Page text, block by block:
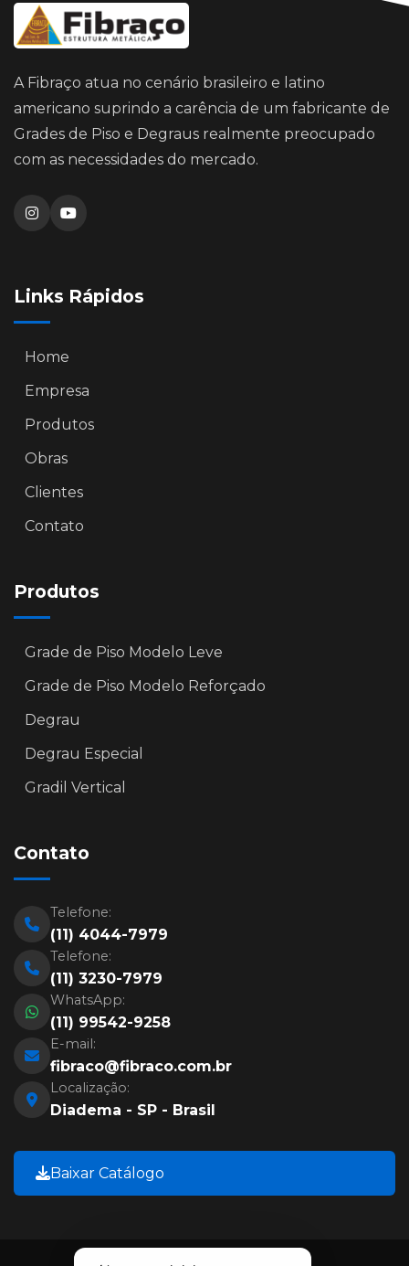
A Fibraço atua no cenário brasileiro e latino
americano suprindo a carência de um fabricante de
Grades de Piso e Degraus realmente preocupado
com as necessidades do mercado.
Links Rápidos
Home
Empresa
Produtos
Obras
Clientes
Contato
Produtos
Grade de Piso Modelo Leve
Grade de Piso Modelo Reforçado
Degrau
Degrau Especial
Gradil Vertical
Contato
Telefone:
(11) 4044-7979
Telefone:
(11) 3230-7979
WhatsApp:
(11) 99542-9258
E-mail:
fibraco@fibraco.com.br
Localização:
Diadema - SP - Brasil
Baixar Catálogo